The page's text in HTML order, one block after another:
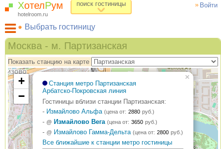
Войти
ХотелРум
hotelroom.ru
поиск гостиницы
Выбрать гостиницу
Гостиницы на карте Москвы
Гостиницы по метро
ХотелРум рекомендует
Москва - м. Партизанская
Показать станцию на карте
Станция метро Партизанская
Арбатско-Покровская линия
Гостиницы вблизи станции Партизанская:
- Измайлово Альфа (цена от: 2880 руб.)
- @ Измайлово Вега (цена от: 3650 руб.)
- @ Измайлово Гамма-Дельта (цена от: 2800 руб.)
Все ближайшие к станции метро гостиницы
×
+
−